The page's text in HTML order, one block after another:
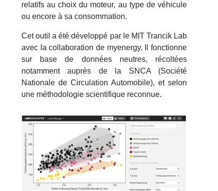
relatifs au choix du moteur, au type de véhicule
ou encore à sa consommation.
Cet outil a été développé par le MIT Trancik Lab
avec la collaboration de myenergy. Il fonctionne
sur base de données neutres, récoltées
notamment auprès de la SNCA (Société
Nationale de Circulation Automobile), et selon
une méthodologie scientifique reconnue.